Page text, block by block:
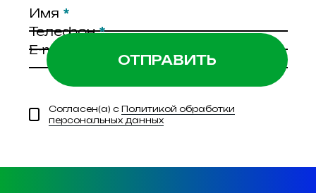
Имя *
Телефон*
E-mail
Согласен(а) сПолитикой обработки
персональных данных